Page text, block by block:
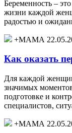
Беременность –
жизни каждой
радостью и
+МАМА
Как оказать
Для каждой
значимых
подготовке и
специалистов,
+МАМА